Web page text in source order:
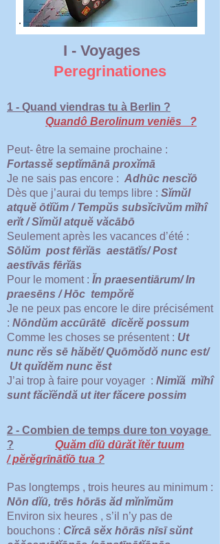
I - Voyages
Peregrinationes
1 - Quand viendras tu à Berlin ?
Quandô Berolinum veniēs ?
Peut- être la semaine prochaine :
Fortassĕ septĭmānā proxĭmā
Je ne sais pas encore : Adhūc nescĭō
Dès que j’aurai du temps libre : Sĭmŭl
atquĕ ōtĭŭm / Tempŭs subsĭcīvŭm mĭhî
erĭt / Sĭmŭl atquĕ văcābō
Seulement après les vacances d’été :
Sōlŭm post fērĭās aestātĭs/ Post
aestīvās fērĭās
Pour le moment : Ĭn praesentiārum/ In
praesēns / Hōc tempŏrĕ
Je ne peux pas encore le dire précisément
: Nōndŭm accūrātē dīcĕrĕ possum
Comme les choses se présentent : Ut
nunc rĕs sē hăbĕt/ Quōmŏdŏ nunc est/
Ut quĭdĕm nunc ĕst
J’ai trop à faire pour voyager : Nimĭă mĭhî
sunt făcĭĕndă ut iter făcere possim
2 - Combien de temps dure ton voyage
?
Quăm dĭū dūrăt ĭtĕr tuum
/ pĕrĕgrīnātĭō tua ?
Pas longtemps , trois heures au minimum :
Nōn dĭū, trēs hōrās ăd mĭnĭmŭm
Environ six heures , s’il n’y pas de
bouchons : Cĭrcā sĕx hōrās nīsī sŭnt